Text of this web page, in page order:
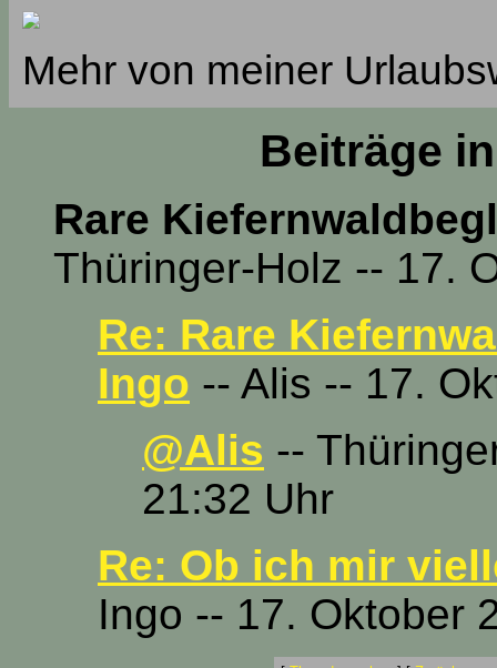
Mehr von meiner
Beiträge
Rare
Thüringer-Holz -- 17.
Re: Rare
Ingo -- Alis -- 17.
@Alis --
21:32 Uhr
Re: Ob ich mir
Ingo -- 17. Oktober